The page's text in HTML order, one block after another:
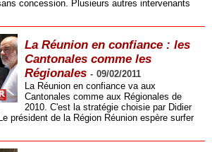
concession. Plusieurs autres intervenants
La Réunion en confiance : les
Cantonales comme les
Régionales - 09/02/2011
La Réunion en confiance va aux
Cantonales comme aux Régionales de
2010. C'est la stratégie choisie par Didier
président de la Région Réunion espère surfer